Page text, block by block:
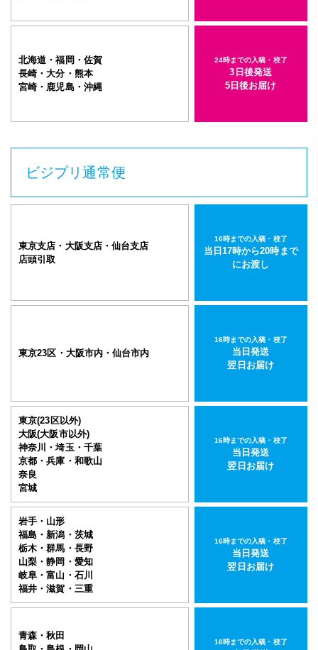
北海道・福岡・佐賀
長崎・大分・熊本
宮崎・鹿児島・沖縄
24時までの入稿・校了
3日後発送
5日後お届け
ビジプリ通常便
東京支店・大阪支店・仙台支店
店頭引取
16時までの入稿・校了
当日17時から20時まで
にお渡し
東京23区・大阪市内・仙台市内
16時までの入稿・校了
当日発送
翌日お届け
東京(23区以外)
大阪(大阪市以外)
神奈川・埼玉・千葉
京都・兵庫・和歌山
奈良
宮城
16時までの入稿・校了
当日発送
翌日お届け
岩手・山形
福島・新潟・茨城
栃木・群馬・長野
山梨・静岡・愛知
岐阜・富山・石川
福井・滋賀・三重
16時までの入稿・校了
当日発送
翌日お届け
青森・秋田
16時までの入稿・校了